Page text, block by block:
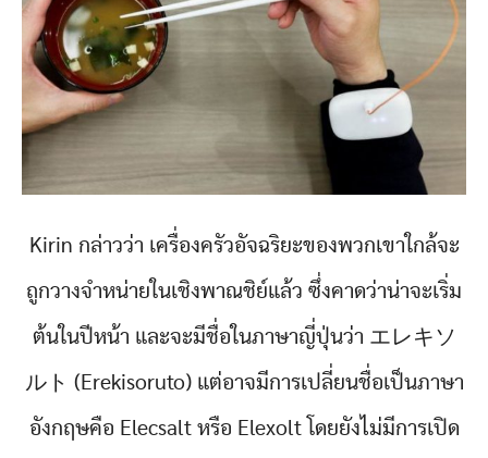
Kirin กล่าวว่า เครื่องครัวอัจฉริยะของพวกเขาใกล้จะ
ถูกวางจำหน่ายในเชิงพาณชิย์แล้ว ซึ่งคาดว่าน่าจะเริ่ม
ต้นในปีหน้า และจะมีชื่อในภาษาญี่ปุ่นว่า エレキソ
ルト (Erekisoruto) แต่อาจมีการเปลี่ยนชื่อเป็นภาษา
อังกฤษคือ Elecsalt หรือ Elexolt โดยยังไม่มีการเปิด